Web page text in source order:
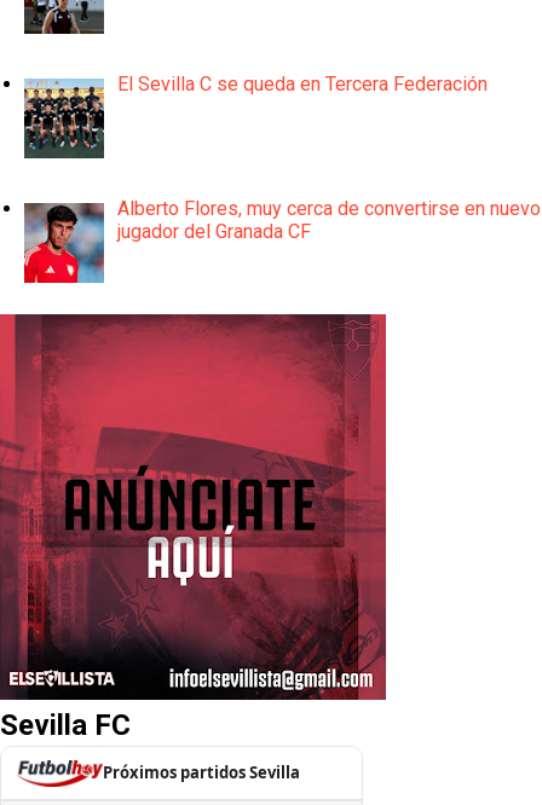
El Sevilla C se queda en Tercera Federación
Alberto Flores, muy cerca de convertirse en nuevo
jugador del Granada CF
Sevilla FC